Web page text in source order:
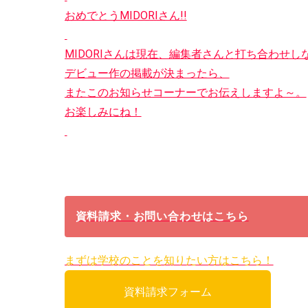
おめでとうMIDORIさん!!
MIDORIさんは現在、編集者さんと打ち合わせし
デビュー作の掲載が決まったら、
またこのお知らせコーナーでお伝えしますよ～。
お楽しみにね！
資料請求・お問い合わせはこちら
まずは学校のことを知りたい方はこちら！
資料請求フォーム